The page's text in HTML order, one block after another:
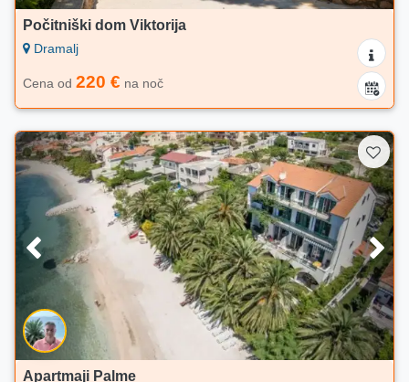
Počitniški dom Viktorija
Dramalj
Cena od 220 € na noč
Apartmaji Palme